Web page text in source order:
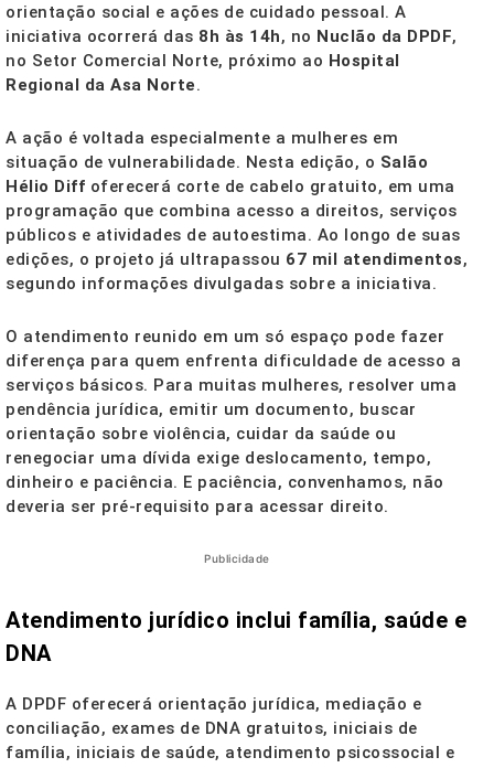
orientação social e ações de cuidado pessoal. A
iniciativa ocorrerá das 8h às 14h, no Nuclão da DPDF,
no Setor Comercial Norte, próximo ao Hospital
Regional da Asa Norte.
A ação é voltada especialmente a mulheres em
situação de vulnerabilidade. Nesta edição, o Salão
Hélio Diff oferecerá corte de cabelo gratuito, em uma
programação que combina acesso a direitos, serviços
públicos e atividades de autoestima. Ao longo de suas
edições, o projeto já ultrapassou 67 mil atendimentos,
segundo informações divulgadas sobre a iniciativa.
O atendimento reunido em um só espaço pode fazer
diferença para quem enfrenta dificuldade de acesso a
serviços básicos. Para muitas mulheres, resolver uma
pendência jurídica, emitir um documento, buscar
orientação sobre violência, cuidar da saúde ou
renegociar uma dívida exige deslocamento, tempo,
dinheiro e paciência. E paciência, convenhamos, não
deveria ser pré-requisito para acessar direito.
Publicidade
Atendimento jurídico inclui família, saúde e
DNA
A DPDF oferecerá orientação jurídica, mediação e
conciliação, exames de DNA gratuitos, iniciais de
família, iniciais de saúde, atendimento psicossocial e